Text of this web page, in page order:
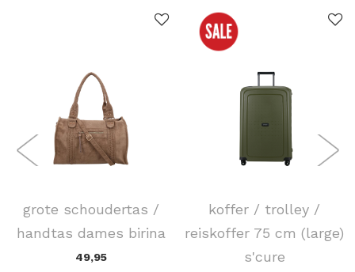
grote schoudertas /
handtas dames birina
49,95
koffer / trolley /
reiskoffer 75 cm (large)
s'cure